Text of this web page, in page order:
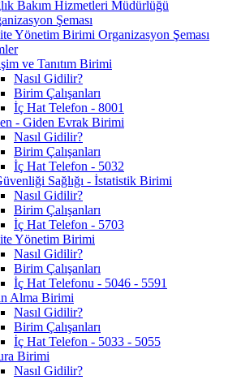
Bakım Hizmetleri Müdürlüğü
Şeması
Yönetim Birimi Organizasyon Şeması
ve Tanıtım Birimi
Nasıl Gidilir?
Birim Çalışanları
İç Hat Telefon - 8001
- Giden Evrak Birimi
Nasıl Gidilir?
Birim Çalışanları
İç Hat Telefon - 5032
Sağlığı - İstatistik Birimi
Nasıl Gidilir?
Birim Çalışanları
İç Hat Telefon - 5703
Yönetim Birimi
Nasıl Gidilir?
Birim Çalışanları
İç Hat Telefonu - 5046 - 5591
Alma Birimi
Nasıl Gidilir?
Birim Çalışanları
İç Hat Telefon - 5033 - 5055
Birimi
Nasıl Gidilir?